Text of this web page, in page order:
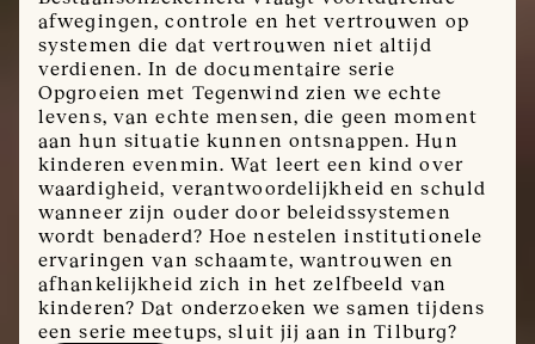
afwegingen, controle en het vertrouwen op
systemen die dat vertrouwen niet altijd
verdienen. In de documentaire serie
Opgroeien met Tegenwind zien we echte
levens, van echte mensen, die geen moment
aan hun situatie kunnen ontsnappen. Hun
kinderen evenmin. Wat leert een kind over
waardigheid, verantwoordelijkheid en schuld
wanneer zijn ouder door beleidssystemen
wordt benaderd? Hoe nestelen institutionele
ervaringen van schaamte, wantrouwen en
afhankelijkheid zich in het zelfbeeld van
kinderen? Dat onderzoeken we samen tijdens
een serie meetups, sluit jij aan in Tilburg?